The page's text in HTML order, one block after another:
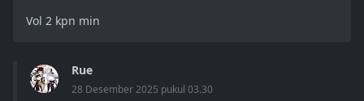
Vol 2 kpn min
Rue
28 Desember 2025 pukul 03.30